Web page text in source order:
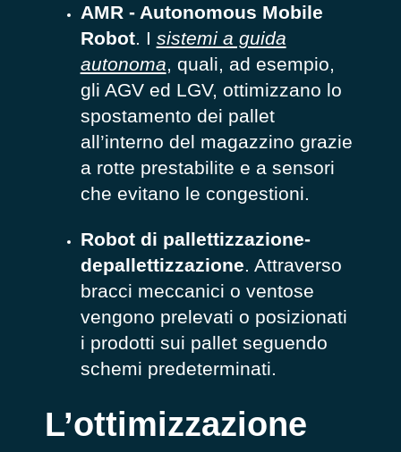
AMR - Autonomous Mobile
Robot. I sistemi a guida
autonoma, quali, ad esempio,
gli AGV ed LGV, ottimizzano lo
spostamento dei pallet
all’interno del magazzino grazie
a rotte prestabilite e a sensori
che evitano le congestioni.
Robot di pallettizzazione-
depallettizzazione. Attraverso
bracci meccanici o ventose
vengono prelevati o posizionati
i prodotti sui pallet seguendo
schemi predeterminati.
L’ottimizzazione